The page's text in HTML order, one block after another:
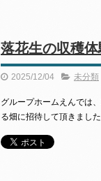
落花生の収穫体
2025/12/04 未分類
グループホームえんでは
る畑に招待して頂きまし